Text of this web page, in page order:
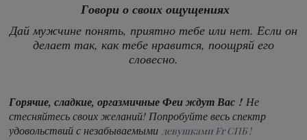
Говори о своих ощущениях
Дай мужчине понять, приятно тебе или нет. Если он
делает так, как тебе нравится, поощряй его
словесно.
Горячие, сладкие, оргазмичные Феи ждут Вас !Не
стесняйтесь своих желаний! Попробуйте весь спектр
удовольствий с незабываемыми девушками Fr СПБ !